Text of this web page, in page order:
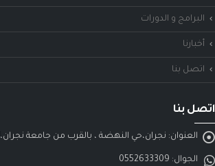
البرامج و الدورات
أخبارنا
اتصل بنا
اتصل بنا
العنوان: نجران،حي النهضة ، بالقرب من جامعة نجران،66251
الجوال: 0552633309